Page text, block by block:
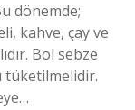
dönemde;
kahve, çay ve
Bol sebze
tüketilmelidir.